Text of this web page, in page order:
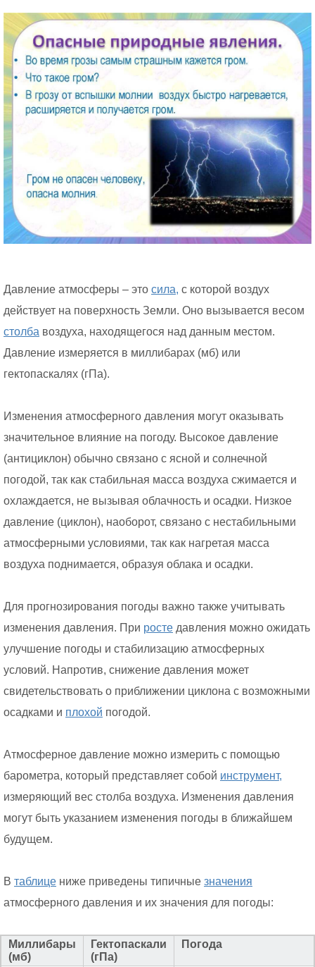
Давление атмосферы – это сила, с которой воздух
действует на поверхность Земли. Оно вызывается весом
столба воздуха, находящегося над данным местом.
Давление измеряется в миллибарах (мб) или
гектопаскалях (гПа).
Изменения атмосферного давления могут оказывать
значительное влияние на погоду. Высокое давление
(антициклон) обычно связано с ясной и солнечной
погодой, так как стабильная масса воздуха сжимается и
охлаждается, не вызывая облачность и осадки. Низкое
давление (циклон), наоборот, связано с нестабильными
атмосферными условиями, так как нагретая масса
воздуха поднимается, образуя облака и осадки.
Для прогнозирования погоды важно также учитывать
изменения давления. При росте давления можно ожидать
улучшение погоды и стабилизацию атмосферных
условий. Напротив, снижение давления может
свидетельствовать о приближении циклона с возможными
осадками и плохой погодой.
Атмосферное давление можно измерить с помощью
барометра, который представляет собой инструмент,
измеряющий вес столба воздуха. Изменения давления
могут быть указанием изменения погоды в ближайшем
будущем.
В таблице ниже приведены типичные значения
атмосферного давления и их значения для погоды:
Миллибары
(мб)
Гектопаскали
(гПа)
Погода